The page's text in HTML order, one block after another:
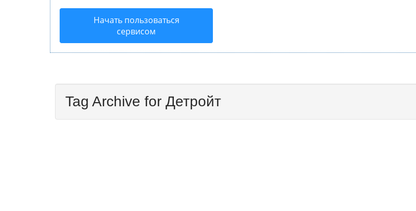
Начать пользоваться
сервисом
Tag Archive for Детройт